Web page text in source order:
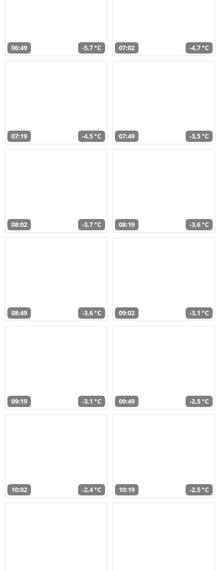
06:49 -5,7 °C 07:02 -4,7 °C
07:19 -4,5 °C 07:49 -3,5 °C
08:02 -3,7 °C 08:19 -3,6 °C
08:49 -3,6 °C 09:02 -3,1 °C
09:19 -3,1 °C 09:49 -2,5 °C
10:02 -2,4 °C 10:19 -2,5 °C